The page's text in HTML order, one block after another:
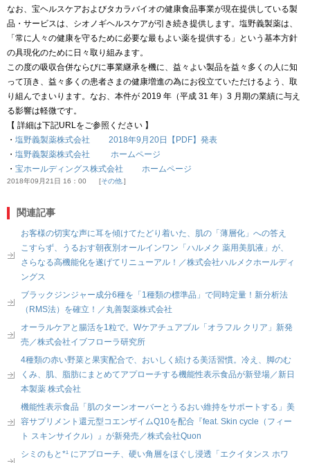
なお、宝ヘルスケアおよびタカラバイオの健康食品事業が現在提供している製
品・サービスは、シオノギヘルスケアが引き続き提供します。塩野義製薬は、
「常に人々の健康を守るために必要な最もよい薬を提供する」という基本方針
の具現化のために日々取り組みます。
この度の吸収合併ならびに事業継承を機に、益々よい製品を益々多くの人に知
って頂き、益々多くの患者さまの健康増進の為にお役立ていただけるよう、取
り組んでまいります。なお、本件が 2019 年（平成 31 年）3 月期の業績に与え
る影響は軽微です。
【 詳細は下記URLをご参照ください 】
・ 塩野義製薬株式会社 2018年9月20日【PDF】発表
・ 塩野義製薬株式会社 ホームページ
・ 宝ホールディングス株式会社 ホームページ
2018年09月21日 16：00 その他.
関連記事
お客様の切実な声に耳を傾けてたどり着いた、肌の「薄層化」への答え
こすらず、うるおす朝夜別オールインワン「ハルメク 薬用美肌液」が、
さらなる高機能化を遂げてリニューアル！／株式会社ハルメクホールディ
ングス
ブラックジンジャー成分6種を「1種類の標準品」で同時定量！新分析法
（RMS法）を確立！／丸善製薬株式会社
オーラルケアと腸活を1粒で。Wケアチュアブル「オラフル クリア」新発
売／株式会社イブフローラ研究所
4種類の赤い野菜と果実配合で、おいしく続ける美活習慣。冷え、脚のむ
くみ、肌、脂肪にまとめてアプローチする機能性表示食品が新登場／新日
本製薬 株式会社
機能性表示食品「肌のターンオーバーとうるおい維持をサポートする」美
容サプリメント還元型コエンザイムQ10を配合『feat. Skin cycle（フィー
ト スキンサイクル）』が新発売／株式会社Quon
シミのもと*¹ にアプローチ、硬い角層をほぐし浸透「エクイタンス ホワ